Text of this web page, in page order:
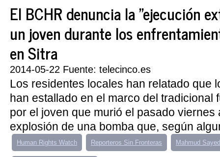
El BCHR denuncia la "ejecución
un joven durante los
en Sitra
2014-05-22 Fuente: telecinco.es
Los residentes locales han relatado que
han estallado en el marco del tradicional
por el joven que murió el pasado viernes
explosión de una bomba que, según
Human Rights Watch Reporteros Sin Fronteras Mahmud